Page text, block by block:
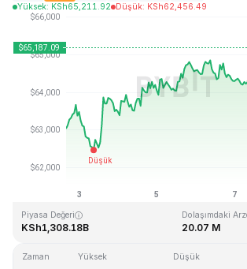
Yüksek: KSh65,211.92 Düşük: KSh62,456.49
Son Güncelleme: 2026-08-09, 16:07 GMT+0
KSh126,080.00
Piyasa Değeri
KSh1,308.18B
Dolaşımdaki Arz
20.07 M
Zaman Yüksek Düşük